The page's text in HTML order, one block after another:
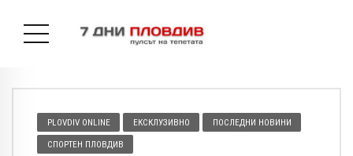
PLOVDIV ONLINE ЕКСКЛУЗИВНО ПОСЛЕДНИ НОВИНИ
СПОРТЕН ПЛОВДИВ